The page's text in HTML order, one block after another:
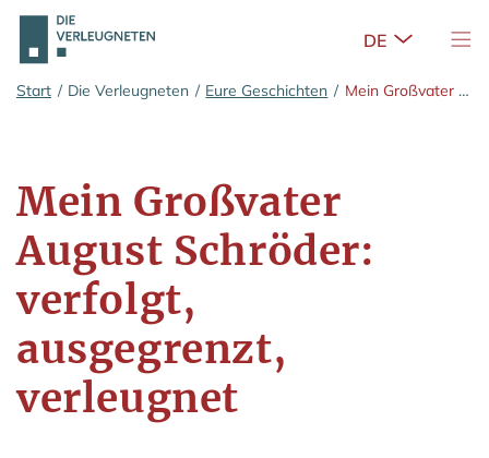
Zum Hauptinhalt springen
Start / Die Verleugneten / Eure Geschichten / Mein Großvater August Schröder: verfolgt, ausgegrenzt, verleugnet
Mein Großvater
August Schröder:
verfolgt,
ausgegrenzt,
verleugnet